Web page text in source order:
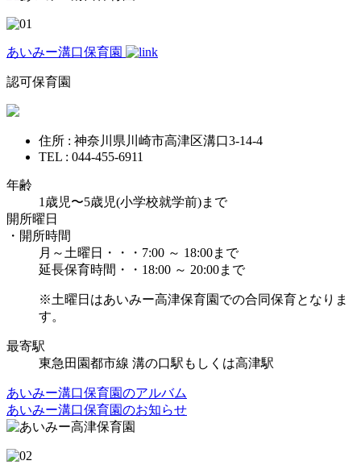
あいみー溝口保育園
認可保育園
住所 : 神奈川県川崎市高津区溝口3-14-4
TEL : 044-455-6911
年齢
1歳児〜5歳児(小学校就学前)まで
開所曜日
・開所時間
月～土曜日・・・7:00 ～ 18:00まで
延長保育時間・・18:00 ～ 20:00まで
※土曜日はあいみー高津保育園での合同保育となりま
す。
最寄駅
東急田園都市線 溝の口駅もしくは高津駅
あいみー溝口保育園のアルバム
あいみー溝口保育園のお知らせ